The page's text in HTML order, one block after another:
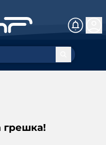
грешка!